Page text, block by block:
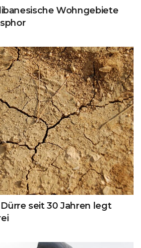
Wohngebiete
seit 30 Jahren legt